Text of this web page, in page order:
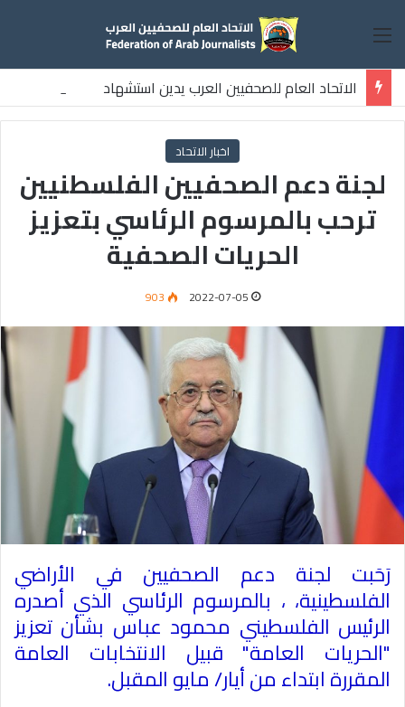
القائمة
الاتحاد العام للصحفيين العرب يدين استشهاد
ثلاثة صحفيين فلسطينيين باستهداف إسرائيلي وسط قطاع غزة
اخبار الاتحاد
لجنة دعم الصحفيين الفلسطنيين
ترحب بالمرسوم الرئاسي بتعزيز
الحريات الصحفية
2022-07-05
903
رَحَبت لجنة دعم الصحفيين في الأراضي
الفلسطينية، ، بالمرسوم الرئاسي الذي أصدره
الرئيس الفلسطيني محمود عباس بشأن تعزيز
"الحريات العامة" قبيل الانتخابات العامة
المقررة ابتداء من أيار/ مايو المقبل.